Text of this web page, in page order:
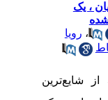
، یک
،رویا
شایع‌ترین